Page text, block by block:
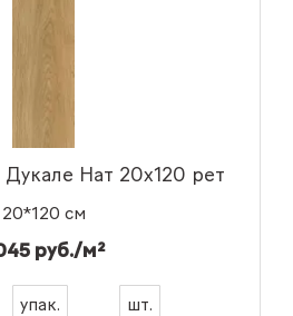
Нат 20x120 рет
20*120 см
руб./м²
упак. шт.